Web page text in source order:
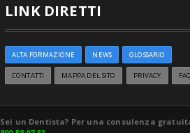
LINK DIRETTI
ALTA FORMAZIONE NEWS GLOSSARIO
CONTATTI MAPPA DEL SITO PRIVACY FAQ
Sei un Dentista? Per una consulenza